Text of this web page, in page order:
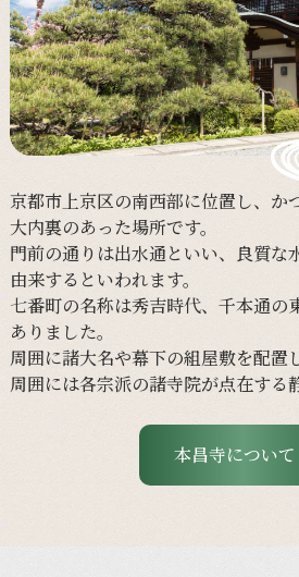
京都市上京区の南西部に位置し、 か
大内裏のあった場所です。
門前の通りは出水通といい、 良質な
由来するといわれます。
七番町の名称は秀吉時代、 千本通の
ありました。
周囲に諸大名や幕下の組屋敷を配置
周囲には各宗派の諸寺院が点在する
本昌寺について